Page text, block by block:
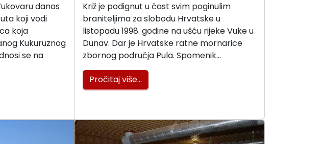
danas
koji vodi
koja
Kukuruznog
se na
Križ je podignut u čast svim poginulim
braniteljima za slobodu Hrvatske u
listopadu 1998. godine na ušću rijeke Vuke u
Dunav. Dar je Hrvatske ratne mornarice
zbornog područja Pula. Spomenik…
Pročitaj više…